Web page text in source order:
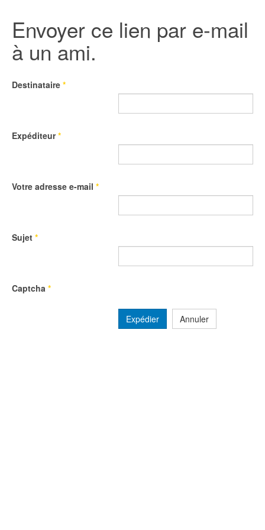
Envoyer ce lien par e-mail
à un ami.
Destinataire *
Expéditeur*
Votre adresse e-mail *
Sujet *
Captcha *
Expédier Annuler